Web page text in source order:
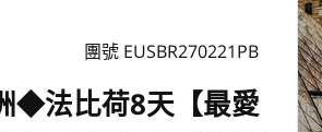
團號 EUSBR270221PB
◆法比荷8天【最愛